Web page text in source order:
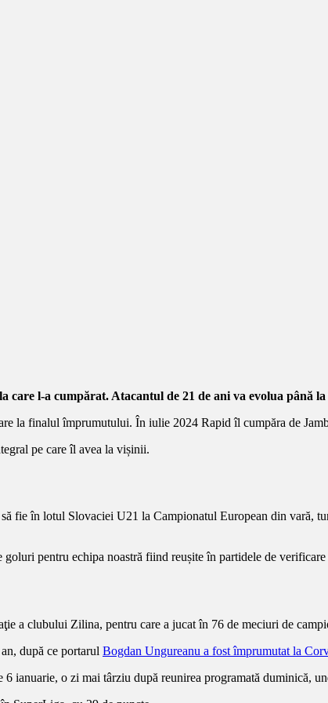
l-a cumpărat. Atacantul de 21 de ani va evolua până
la finalul împrumutului. În iulie 2024 Rapid îl cumpăra de
pe care îl avea la vișinii.
fie în lotul Slovaciei U21 la Campionatul European din vară,
pentru echipa noastră fiind reușite în partidele de
a clubului Zilina, pentru care a jucat în 76 de meciuri de
după ce portarul Bogdan Ungureanu a fost împrumutat la
ianuarie, o zi mai târziu după reunirea programată duminică,